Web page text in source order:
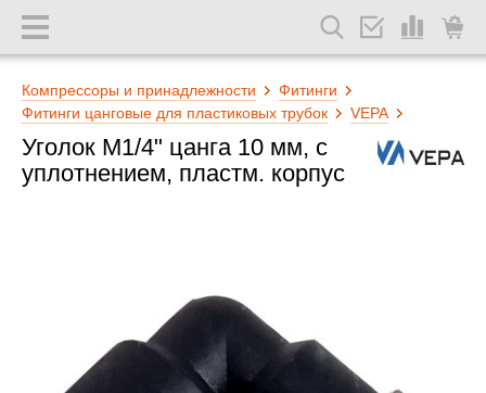
Компрессоры и принадлежности
Фитинги
Фитинги цанговые для пластиковых трубок
VEPA
Уголок M1/4" цанга 10 мм, с
уплотнением, пластм. корпус